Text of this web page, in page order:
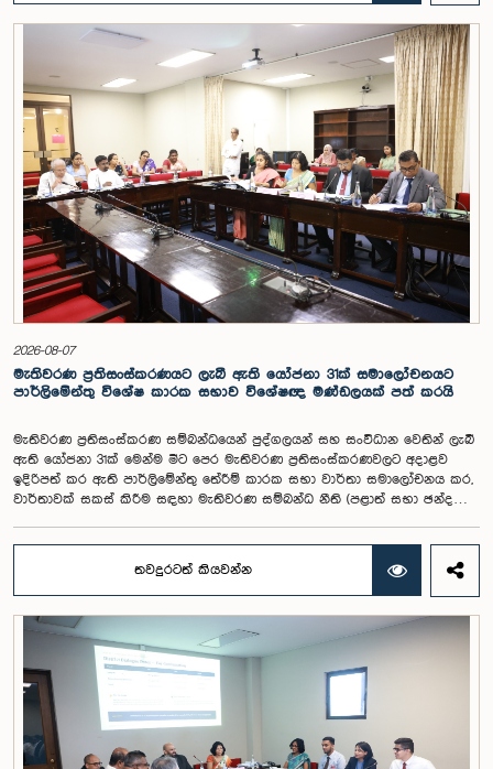
පාර්ලිමේන්තුවේදී පසුගියදා (04) රැස්වූ අවස්ථාවේදීය. ශ්‍රී ලංකා ප්‍රජාතාන්ත්‍රික
සමාජවාදී ජනරජයේ ආණ්ඩුක්‍රම ව්‍යවස්ථාවේ 153(2) ව්‍යවස්ථාව ප්‍රකාරව
විගණකාධිපති ධුරයේ වැටුප් සම්බන්ධයෙන් අදාළ යෝජනාව කාරක සභාවේ
අවධානයට යොමු කර තිබිණි.එහිදී විගණකාධිපතිවරියගේ වගකීම්, රාජ්‍ය මූල්‍ය
අධීක්ෂණය හා විගණන ක්ෂේත්‍රයේ ස්වාධීනත්වය ඇතුළු කරුණු සැලකිල්ලට
ගනිමින් වැටුප් මට්ටම පිළිබඳව කාරක සභා සභාපතිවරයා ඇතුළු මන්ත්‍රීවරුන්
විසින් අදහස් හා යෝජනා ඉදිරිපත් කරන ලදී. ආණ්ඩුක්‍රම ව්‍යස්ථාවේ 170 වෙනි
ව්‍යවස්ථාව ප්‍රකාරව විගණකාධිපති රාජ්‍ය සේවකයකු නොවන බවත් පවත්නා
රාජ්‍ය වැටුප් පරිමාණයෙන් බැහැරව විගණකාධිපතිවරයාගේ වැටුප සඳහා
විශේෂ සැලකිල්ලක් යොමු කළ හැකි බවත් මෙහිදි වැඩිදුරටත් අදහස් දක්වමින්
කාරක සභාව පවසා සිටියේය. යොජිත වැටුප, මීට පෙර සිටි
විගණකාධිපතිවරුන්ගේ වැටුප් ද සලකා බලමින් මෙම තිරණයට එළඹුණ බව
නිලධාරීන් විසින් පවසන ලදී. මිට පෙර, එය ජාතික වැටුප් හා සේවක සංඛ්‍යා
කොමිෂන් සභාවෙන් තිරණය කළ ද වර්තමානයේ එවැනි කොමිසමක් නොමැති
බවත් නිලධාරීහු සදහන් කළහ.විගණකාධිපතිවරිය සඳහා යෝජිත වැටුප්
මට්ටම අනුමත කළ ද, එම තනතුරට පැවරී ඇති වගකීම් සහ කාර්යභාරය
සැලකිල්ලට ගනිමින් වැටුප තවදුරටත් ඉහළ මට්ටමක පැවතිය යුතු බවට කාරක
සභා සභාපතිවරයා ඇතුළු මන්ත්‍රීවරුන්ගේ අදහස විය. ඒ අනුව, අදාළ වැටුප්
මට්ටම සම්බන්ධයෙන් ඉදිරියේදී තවදුරටත් අවධානය යොමු කර අවශ්‍ය තීරණ
ගැනීමේ අවශ්‍යතාව ද කාරක සභාවේදී පෙන්වා දුන් අතර ස්ථිර සහ ස්වධින
වැටුප් හා සේවක සංඛ්‍යා කොමිෂන් සභාවක් ස්ථාපිත කරන ලෙස කාරක
2026-08-07
මැතිවරණ ප්‍රතිසංස්කරණයට ලැබී ඇති යෝජනා 31ක් සමාලෝචනයට
පාර්ලිමේන්තු විශේෂ කාරක සභාව විශේෂඥ මණ්ඩලයක් පත් කරයි
මැතිවරණ ප්‍රතිසංස්කරණ සම්බන්ධයෙන් පුද්ගලයන් සහ සංවිධාන වෙතින් ලැබී
ඇති යෝජනා 31ක් මෙන්ම මීට පෙර මැතිවරණ ප්‍රතිසංස්කරණවලට අදාළව
ඉදිරිපත් කර ඇති පාර්ලිමේන්තු තේරීම් කාරක සභා වාර්තා සමාලෝචනය කර,
වාර්තාවක් සකස් කිරීම සඳහා මැතිවරණ සම්බන්ධ නීති (පළාත් සභා ඡන්ද
කාරක සභාව රාජ්‍ය පරිපාලන, පළාත් සභා සහ පළාත් පාලන ගරු අමාත්‍ය
මහාචාර්ය ඒ.එච්.එම්.එච්. අබයරත්න මහතාගේ සභාපතිත්වයෙන්
පාර්ලිමේන්තුවේදී පසුගියදා රැස් වූ අවස්ථාවේදීය.එහිදී 2004, 2007 සහ 2022
වසරවල පාර්ලිමේන්තු තේරීම් කාරක සභා වාර්තා මෙන්ම පුද්ගලයන් හා
සංවිධාන විසින් ඉදිරිපත් කර ඇති යෝජනා 31ක් පදනම් කර ගනිමින් මැතිවරණ
ප්‍රතිසංස්කරණ සම්බන්ධයෙන් දීර්ඝ ලෙස සාකච්ඡා කෙරිණි.සාකච්ඡාවේදී පළාත්
පාලන මැතිවරණ ක්‍රමය සඳහා මිශ්‍ර මැතිවරණ ක්‍රමයක් හඳුන්වා දීම, සුළු පක්ෂ
හා සුළුතර කණ්ඩායම්වල නියෝජනය තහවුරු කිරීම, කාන්තා නියෝජනය
වැඩිදියුණු කිරීම, විද්‍යුත් ඡන්ද ක්‍රමවේදයක් හඳුන්වා දීම සහ කල්තියා ඡන්දය
ප්‍රකාශ කිරීමේ පහසුකම් සැලසීම ඇතුළු යෝජනා පිළිබඳව අවධානය යොමු
තවදුරටත් කියවන්න